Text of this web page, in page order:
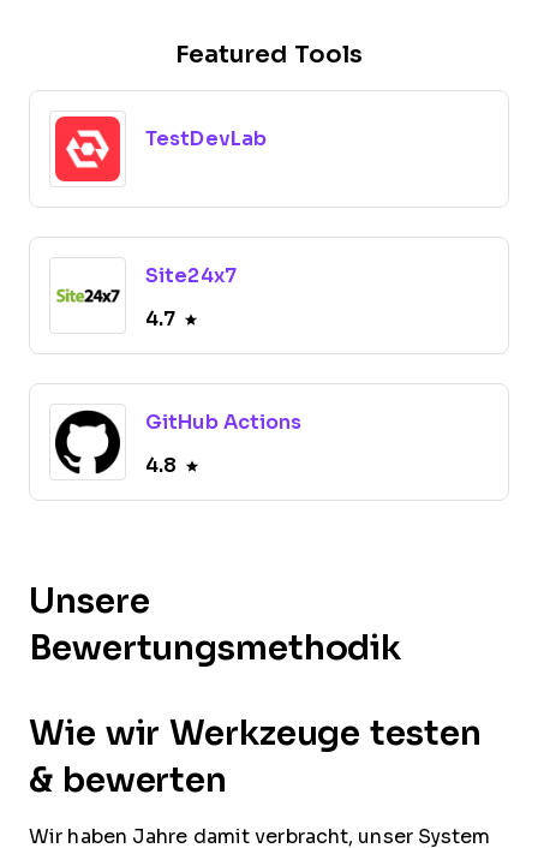
Featured Tools
TestDevLab
Site24x7
4.7
GitHub Actions
4.8
Unsere
Bewertungsmethodik
Wie wir Werkzeuge testen
& bewerten
Wir haben Jahre damit verbracht, unser System